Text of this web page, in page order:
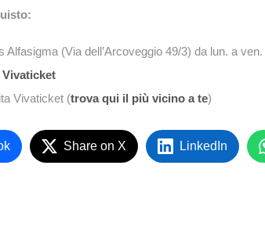
Alfasigma (Via dell’Arcoveggio 49/3) da lun. a
Vivaticket (trova qui il più vicino a te)
Share on X LinkedIn